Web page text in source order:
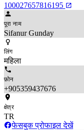
100027657816195
पूरा नाम
Sifanur Gunday
लिंग
महिला
फ़ोन
+905359437676
क्षेत्र
TR
फेसबुक प्रोफाइल देखें